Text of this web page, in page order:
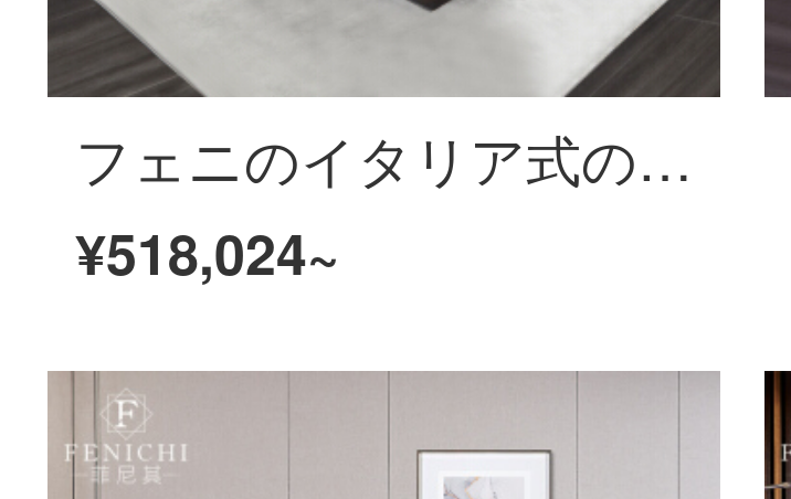
フェニのイタリア式の極簡頭層牛革の大回転角ソファーL型の本革大型戸型別荘は軽奢なハイエンド客間家具の輸入ヘッド層牛革のソファです。
¥518,024~